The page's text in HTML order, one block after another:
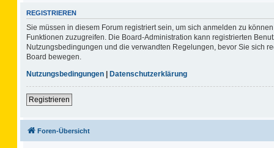
REGISTRIEREN
Sie müssen in diesem Forum registriert sein, um sich anmelden zu
Funktionen zuzugreifen. Die Board-Administration kann registrierten
Nutzungsbedingungen und die verwandten Regelungen, bevor Sie sich
Board bewegen.
Nutzungsbedingungen | Datenschutzerklärung
Registrieren
Foren-Übersicht